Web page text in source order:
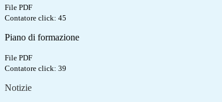
File PDF
Contatore click: 45
Piano di formazione
File PDF
Contatore click: 39
Notizie